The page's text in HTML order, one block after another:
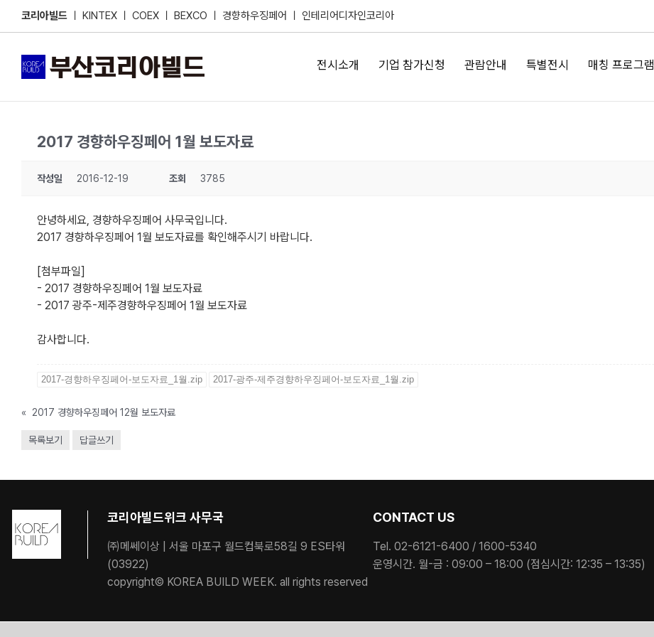
코리아빌드 ㅣ KINTEX ㅣ COEX ㅣ BEXCO ㅣ 경향하우징페어 ㅣ 인테리어디자인코리아
전시소개 기업 참가신청 관람안내 특별전시 매칭 프로그램
2017 경향하우징페어 1월 보도자료
작성일 2016-12-19 조회 3785
안녕하세요, 경향하우징페어 사무국입니다.
2017 경향하우징페어 1월 보도자료를 확인해주시기 바랍니다.
[첨부파일]
- 2017 경향하우징페어 1월 보도자료
- 2017 광주-제주경향하우징페어 1월 보도자료
감사합니다.
2017-경향하우징페어-보도자료_1월.zip 2017-광주-제주경향하우징페어-보도자료_1월.zip
« 2017 경향하우징페어 12월 보도자료
목록보기 답글쓰기
코리아빌드위크 사무국
㈜메쎄이상 | 서울 마포구 월드컵북로58길 9 ES타워
(03922)
copyright© KOREA BUILD WEEK. all rights reserved
CONTACT US
Tel. 02-6121-6400 / 1600-5340
운영시간. 월-금 : 09:00 – 18:00 (점심시간: 12:35 – 13:35)